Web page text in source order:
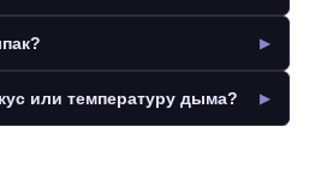
или температуру дыма?